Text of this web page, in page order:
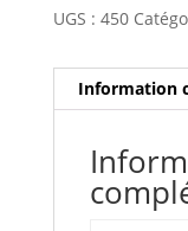
UGS : 450
Information